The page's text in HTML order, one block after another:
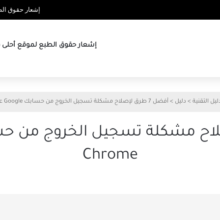
إشعار حقوق
إشعار حقوق الطبع لموقع أحلى
التقنية > دليل > أفضل 7 طرق لإصلاح مشكلة تسجيل الخروج من حسابك Google على Chrome
Chrome